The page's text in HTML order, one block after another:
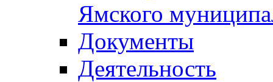
Ямского
Документы
Деятельность